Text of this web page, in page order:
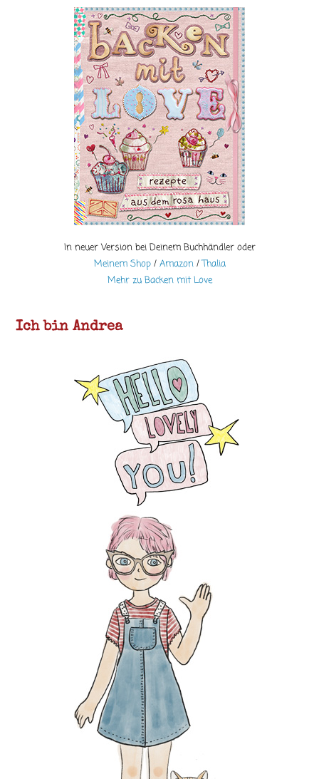
In neuer Version bei Deinem Buchhändler oder
Meinem Shop/ Amazon/Thalia
Mehr zu Backen mit Love
Ich bin Andrea